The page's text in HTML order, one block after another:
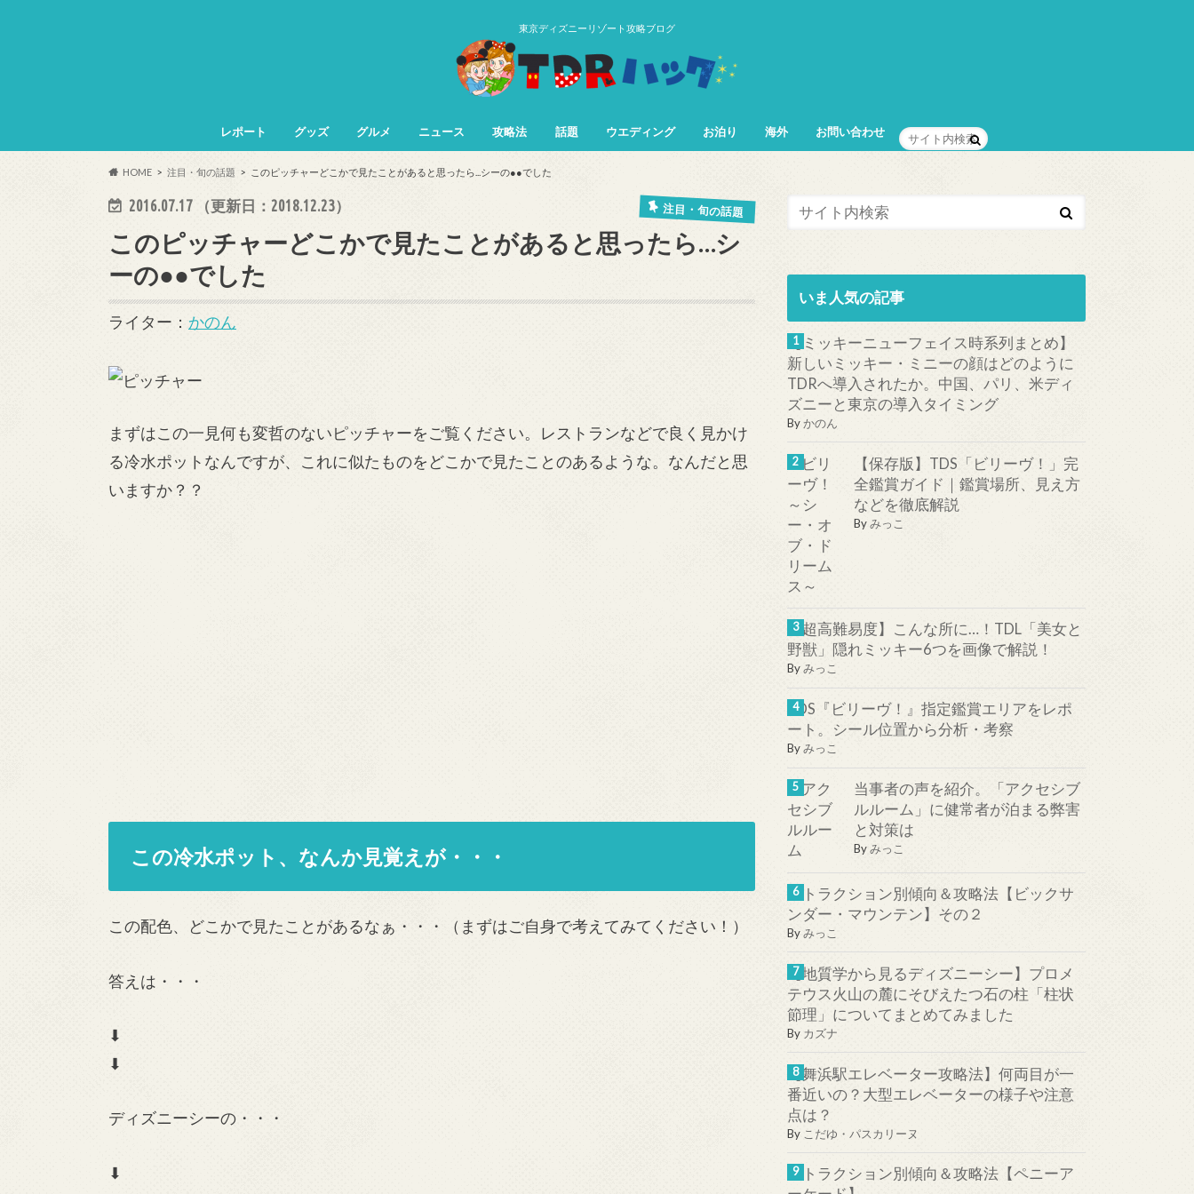
東京ディズニーリゾート攻略ブログ
レポート グッズ グルメ ニュース 攻略法 話題 ウエディング お泊り 海外 お問い合わせ
HOME 注目・旬の話題 このピッチャーどこかで見たことがあると思ったら...シーの●●でした
2016.07.17（更新日： 2018.12.23） 注目・旬の話題
このピッチャーどこかで見たことがあると思ったら…シ
ーの●●でした
ライター： かのん
まずはこの一見何も変哲のないピッチャーをご覧ください。レストランなどで良く見かけ
る冷水ポットなんですが、これに似たものをどこかで見たことのあるような。なんだと思
いますか？？
この冷水ポット、なんか見覚えが・・・
この配色、どこかで見たことがあるなぁ・・・（まずはご自身で考えてみてください！）
答えは・・・
⬇︎
⬇︎
ディズニーシーの・・・
⬇︎
いま人気の記事
【ミッキーニューフェイス時系列まとめ】
新しいミッキー・ミニーの顔はどのように
TDRへ導入されたか。中国、パリ、米ディ
ズニーと東京の導入タイミング
Byかのん
【保存版】TDS「ビリーヴ！」完
全鑑賞ガイド｜鑑賞場所、見え方
などを徹底解説
Byみっこ
【超高難易度】こんな所に…！TDL「美女と
野獣」隠れミッキー6つを画像で解説！
Byみっこ
TDS『ビリーヴ！』指定鑑賞エリアをレポ
ート。シール位置から分析・考察
Byみっこ
当事者の声を紹介。「アクセシブ
ルルーム」に健常者が泊まる弊害
と対策は
Byみっこ
アトラクション別傾向＆攻略法【ビックサ
ンダー・マウンテン】その２
Byみっこ
【地質学から見るディズニーシー】プロメ
テウス火山の麓にそびえたつ石の柱「柱状
節理」についてまとめてみました
By カズナ
【舞浜駅エレベーター攻略法】何両目が一
番近いの？大型エレベーターの様子や注意
点は？
By こだゆ・パスカリーヌ
アトラクション別傾向＆攻略法【ペニーア